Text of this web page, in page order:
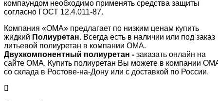
компаундом необходимо применять средства защиты
согласно ГОСТ 12.4.011-87.
Компания «ОМА» предлагает по низким ценам купить
жидкий Полиуретан. Всегда есть в наличии или под заказ
литьевой полиуретан в компании ОМА.
Двухкомпонентный полиуретан - заказать онлайн на
сайте ОМА. Купить полиуретан Вы можете в компании
со склада в Ростове-на-Дону или с доставкой по России.